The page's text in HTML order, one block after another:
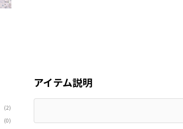
(2)
(0)
アイテム説明